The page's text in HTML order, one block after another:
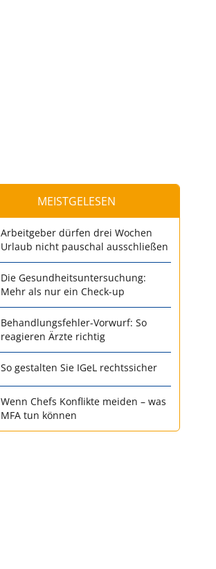
MEISTGELESEN
Arbeitgeber dürfen drei Wochen
Urlaub nicht pauschal ausschließen
Die Gesundheitsuntersuchung:
Mehr als nur ein Check-up
Behandlungsfehler-Vorwurf: So
reagieren Ärzte richtig
So gestalten Sie IGeL rechtssicher
Wenn Chefs Konflikte meiden – was
MFA tun können